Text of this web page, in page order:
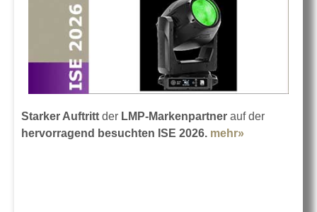
Starker Auftritt der LMP-Markenpartner auf der
hervorragend besuchten ISE 2026. mehr»